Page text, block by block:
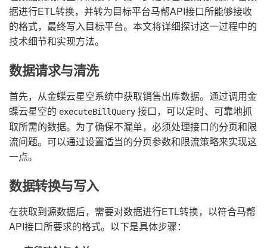
据进行ETL转换，并转为目标平台马帮API接口所能够接收
的格式，最终写入目标平台。本文将详细探讨这一过程中的
技术细节和实现方法。
数据请求与清洗
首先，从金蝶云星空系统中获取销售出库数据。通过调用金
蝶云星空的 executeBillQuery 接口，可以定时、可靠地抓
取所需的数据。为了确保不漏单，必须处理接口的分页和限
流问题。可以通过设置适当的分页参数和限流策略来实现这
一点。
数据转换与写入
在获取到源数据后，需要对数据进行ETL转换，以符合马帮
API接口所要求的格式。以下是具体步骤：